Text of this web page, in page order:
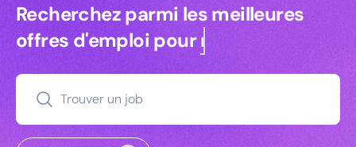
Recherchez parmi les meilleures
Recherchez parmi les meilleures
offres d'emploi pourcommerciaux
Trouver un job